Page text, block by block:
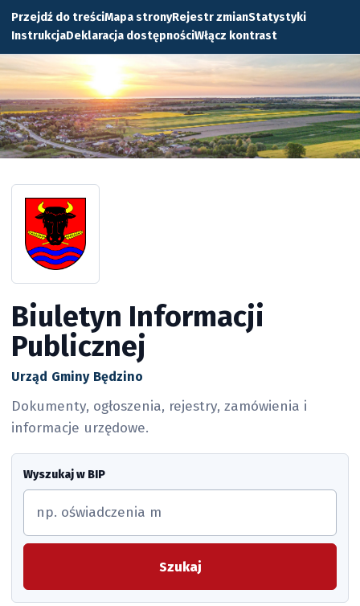
Przejdź do treściMapa stronyRejestr zmianStatystyki
InstrukcjaDeklaracja dostępnościWłącz kontrast
Biuletyn Informacji
Publicznej
Urząd Gminy Będzino
Dokumenty, ogłoszenia, rejestry, zamówienia i
informacje urzędowe.
Wyszukaj w BIP
Szukaj